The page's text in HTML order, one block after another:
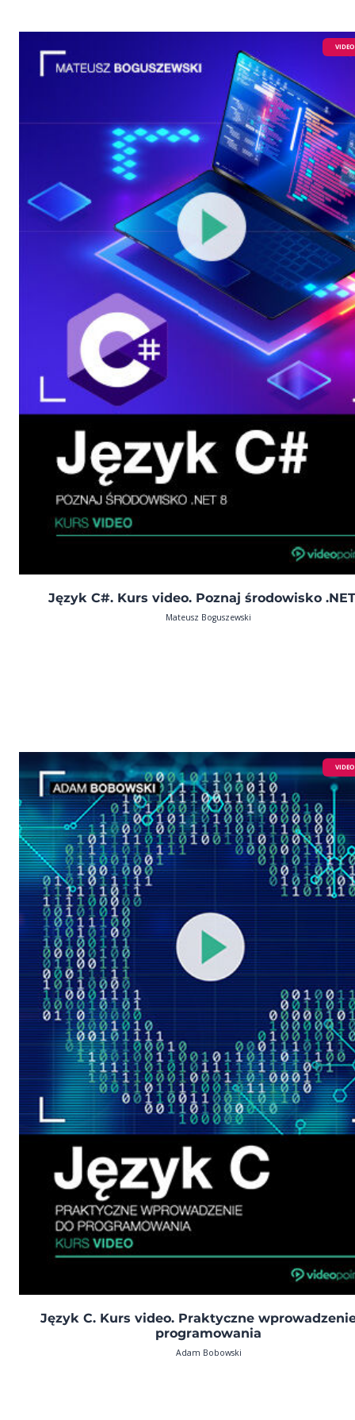
VIDEO
Język C#. Kurs video. Poznaj środowisko
Mateusz Boguszewski
VIDEO
Język C. Kurs video. Praktyczne
programowania
Adam Bobowski